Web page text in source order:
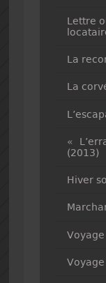
Lettre
La
La
«
(2013)
Hiver